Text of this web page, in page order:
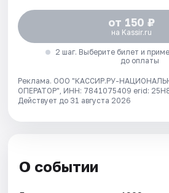
от 150 ₽
на Kassir.ru
2 шаг. Выберите билет и
до оплаты
Реклама. ООО "КАССИР.РУ-
ОПЕРАТОР", ИНН: 7841075409 erid:
Действует до 31 августа 2026
О событии